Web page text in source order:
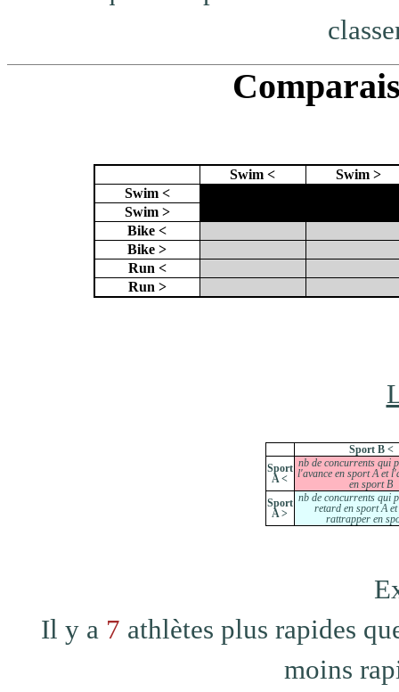
Swim <
Swim >
Swim <
Swim >
Bike <
Bike >
Run <
Run >
Sport B <
Sport
A <
nb de concurrents qui
l'avance en sport A et
en sport B
Sport
A >
nb de concurrents qui
retard en sport A et
rattrapper en
Il y a 7 athlètes plus rapides
moins